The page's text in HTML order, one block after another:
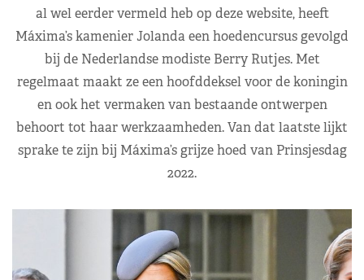
al wel eerder vermeld heb op deze website, heeft
Máxima’s kamenier Jolanda een hoedencursus gevolgd
bij de Nederlandse modiste Berry Rutjes. Met
regelmaat maakt ze een hoofddeksel voor de koningin
en ook het vermaken van bestaande ontwerpen
behoort tot haar werkzaamheden. Van dat laatste lijkt
sprake te zijn bij Máxima’s grijze hoed van Prinsjesdag
2022.